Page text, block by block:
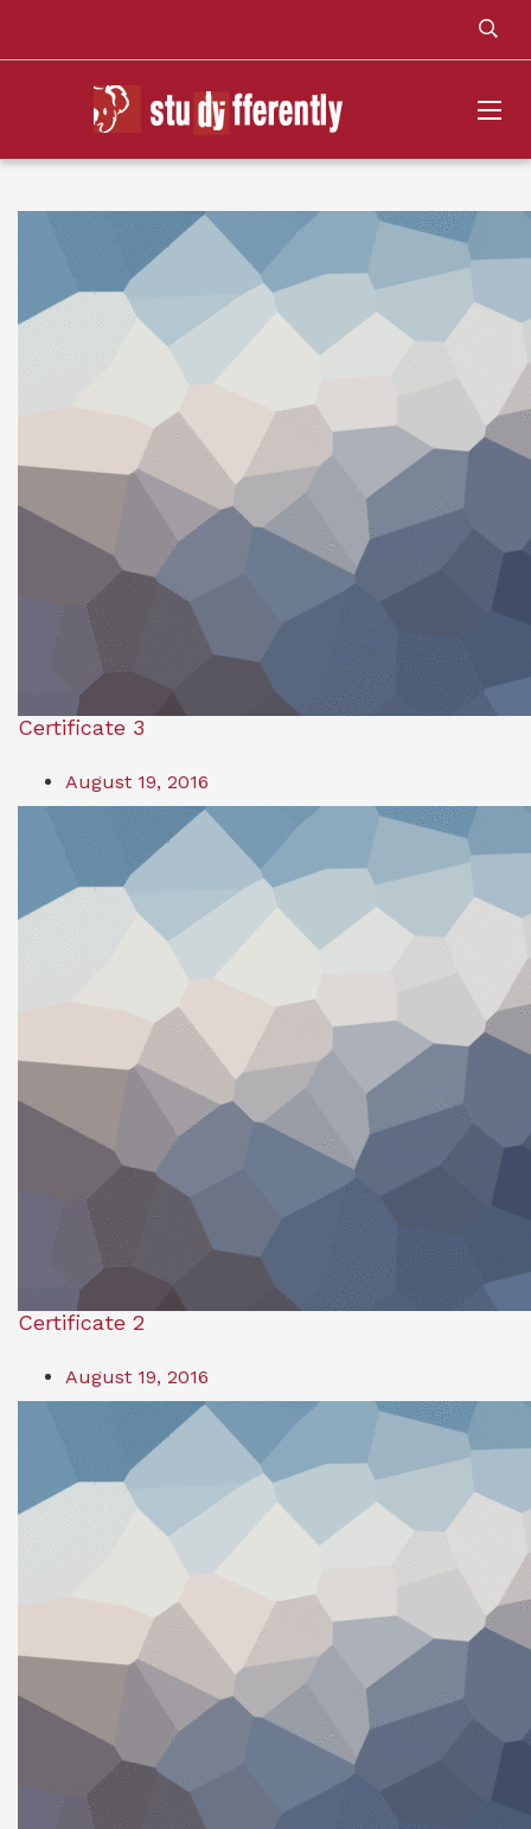
Certificate 3
August 19, 2016
Certificate 2
August 19, 2016